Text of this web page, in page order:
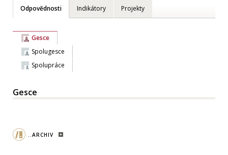
Odpovědnosti Indikátory Projekty
Gesce
Spolugesce
Spolupráce
Gesce
..ARCHIV